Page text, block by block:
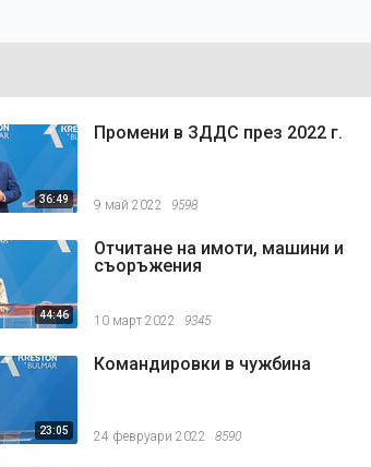
36:49
Промени в ЗДДС през 2022 г.
9 май 2022 9598
44:46
Отчитане на имоти, машини и
съоръжения
10 март 2022 9345
23:05
Командировки в чужбина
24 февруари 2022 8590